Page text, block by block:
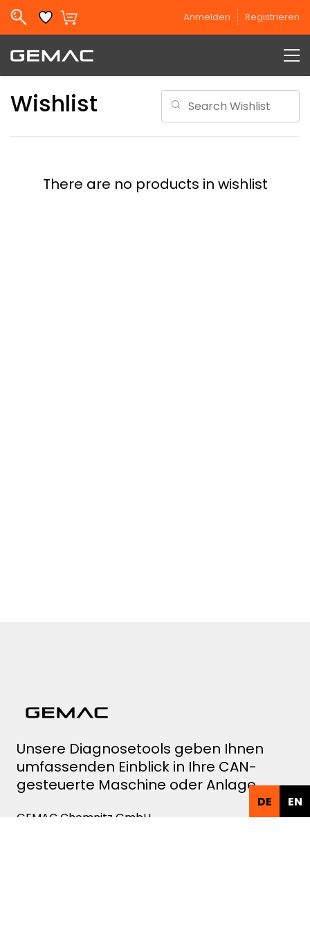
Skip to
main
content
Anmelden Registrieren
Wishlist
There are no products in wishlist
Unsere Diagnosetools geben Ihnen
umfassenden Einblick in Ihre CAN-
gesteuerte Maschine oder Anlage.
GEMAC Chemnitz GmbH
DE EN